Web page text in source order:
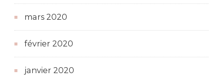
mars 2020
février 2020
janvier 2020